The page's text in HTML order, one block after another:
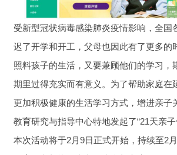
受新型冠状病毒感染肺炎疫情影响，全国
迟了开学和开工，父母也因此有了更多的
照料孩子的生活，又要兼顾他们的学习，
期里过得充实而有意义。为了帮助家庭在
更加积极健康的生活学习方式，增进亲子
教育研究与指导中心特地发起了“21天亲子
本次活动将于2月9日正式开始，持续至2